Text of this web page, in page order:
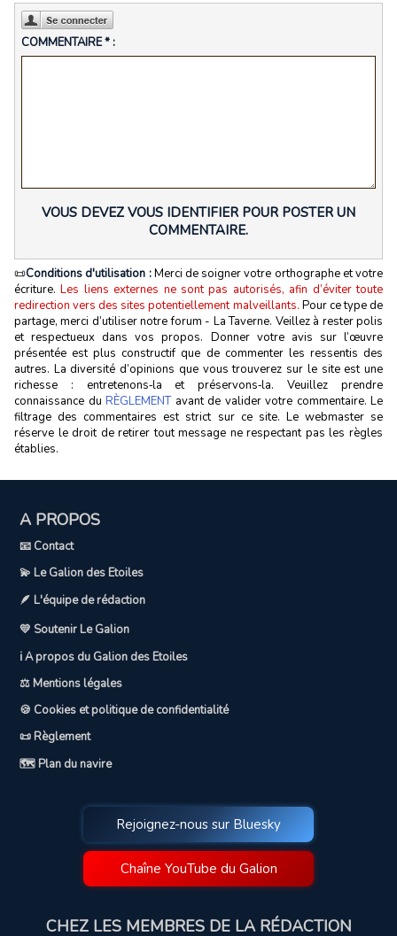
COMMENTAIRE * :
VOUS DEVEZ VOUS IDENTIFIER POUR POSTER UN
COMMENTAIRE.
📜Conditions d'utilisation :Merci de soigner votre orthographe et votre
écriture.Les liens externes ne sont pas autorisés, afin d’éviter toute
redirection vers des sites potentiellement malveillants. Pour ce type de
partage, merci d’utiliser notre forum - La Taverne. Veillez à rester polis
et respectueux dans vos propos. Donner votre avis sur l’œuvre
présentée est plus constructif que de commenter les ressentis des
autres. La diversité d’opinions que vous trouverez sur le site est une
richesse : entretenons‑la et préservons‑la. Veuillez prendre
connaissance du RÈGLEMENTavant de valider votre commentaire. Le
filtrage des commentaires est strict sur ce site. Le webmaster se
réserve le droit de retirer tout message ne respectant pas les règles
établies.
A PROPOS
📧 Contact
💫 Le Galion des Etoiles
🪶 L'équipe de rédaction
💛 Soutenir Le Galion
ℹ️ A propos du Galion des Etoiles
⚖️ Mentions légales
🍪 Cookies et politique de confidentialité
📜 Règlement
🗺️ Plan du navire
Rejoignez-nous sur Bluesky
Chaîne YouTube du Galion
CHEZ LES MEMBRES DE LA RÉDACTION